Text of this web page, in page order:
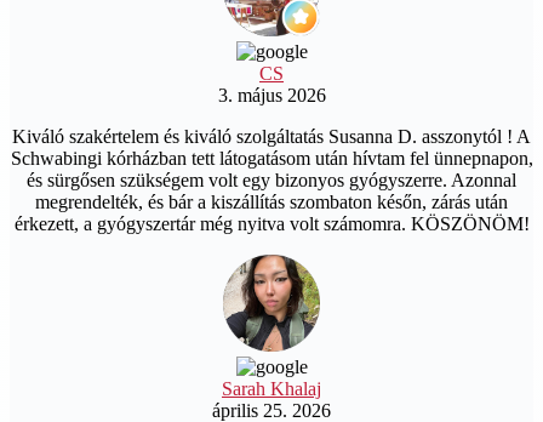
CS
3. május 2026
Kiváló szakértelem és kiváló szolgáltatás Susanna D. asszonytól ! A
Schwabingi kórházban tett látogatásom után hívtam fel ünnepnapon,
és sürgősen szükségem volt egy bizonyos gyógyszerre. Azonnal
megrendelték, és bár a kiszállítás szombaton későn, zárás után
érkezett, a gyógyszertár még nyitva volt számomra. KÖSZÖNÖM!
Sarah Khalaj
április 25. 2026